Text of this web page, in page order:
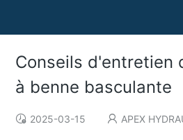
Conseils d'entretien
à benne basculante
2025-03-15 APEX